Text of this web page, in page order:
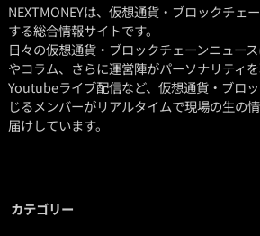
NEXTMONEYは、仮想通貨・ブロックチェ
する総合情報サイトです。
日々の仮想通貨・ブロックチェーンニュー
やコラム、さらに運営陣がパーソナリティ
Youtubeライブ配信など、仮想通貨・ブロ
じるメンバーがリアルタイムで現場の生の
届けしています。
カテゴリー